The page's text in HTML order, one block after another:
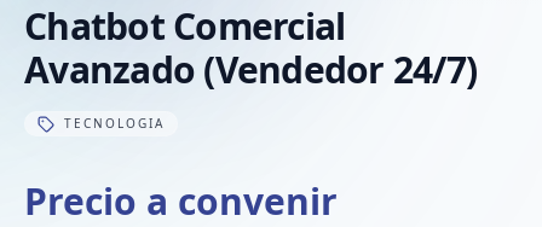
Chatbot Comercial
Avanzado (Vendedor 24/7)
TECNOLOGIA
Precio a convenir